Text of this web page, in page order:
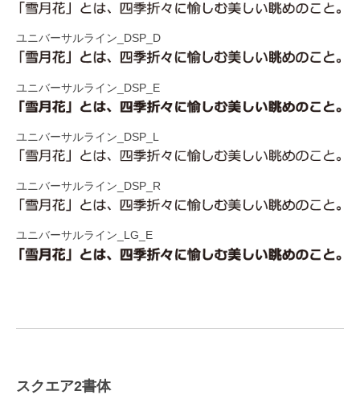
ユニバーサルライン_DSP_D
ユニバーサルライン_DSP_E
ユニバーサルライン_DSP_L
ユニバーサルライン_DSP_R
ユニバーサルライン_LG_E
スクエア2書体